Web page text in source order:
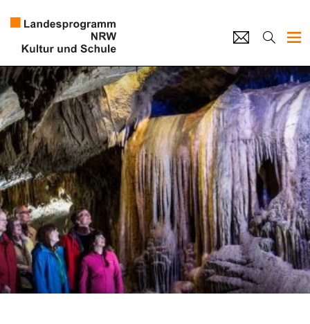
Projekte
Künstlerpool
Schulen
Kultur und Schule
home Impressum Datenschutz Kontakt